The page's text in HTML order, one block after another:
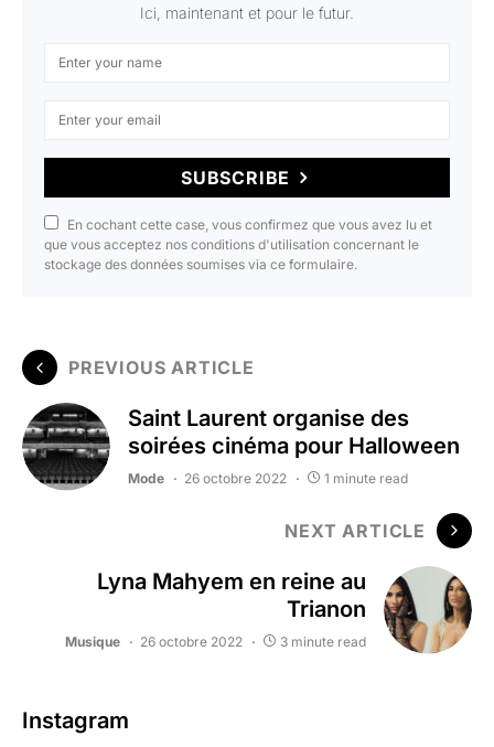
Ici, maintenant et pour le futur.
SUBSCRIBE
En cochant cette case, vous confirmez que vous avez lu et
que vous acceptez nos conditions d'utilisation concernant le
stockage des données soumises via ce formulaire.
PREVIOUS ARTICLE
Saint Laurent organise des
soirées cinéma pour Halloween
Mode 26 octobre 2022 1 minute read
NEXT ARTICLE
Lyna Mahyem en reine au
Trianon
Musique 26 octobre 2022 3 minute read
Instagram